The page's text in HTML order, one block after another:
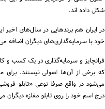
شکل داده اند.
در ایران هم برند‌هایی در سال‌های اخیر
خود با سرمایه‌گذاری‌های دیگران اضافه
فرانچایز و سرمایه‌گذاری در یک کسب و
که برخی از آن‌ها اصولی نیستند. برای
می‌شود در واقع صرفا نوعی «تابلو
درج اسم خود را روی تابلو مغازه